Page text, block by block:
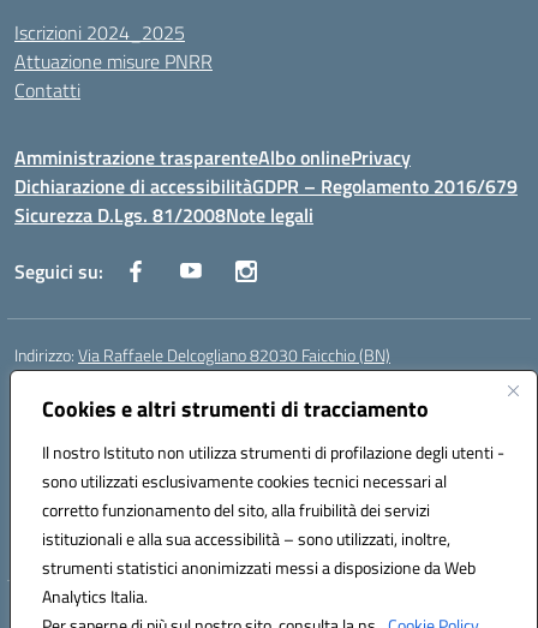
Cookies e altri strumenti di tracciamento
Il nostro Istituto non utilizza strumenti di profilazione degli utenti -
sono utilizzati esclusivamente cookies tecnici necessari al
corretto funzionamento del sito, alla fruibilità dei servizi
istituzionali e alla sua accessibilità – sono utilizzati, inoltre,
strumenti statistici anonimizzati messi a disposizione da Web
Analytics Italia.
Iscrizioni 2024_2025
Attuazione misure PNRR
Contatti
Amministrazione trasparenteAlbo onlinePrivacy
Dichiarazione di accessibilitàGDPR – Regolamento 2016/679
Sicurezza D.Lgs. 81/2008Note legali
Seguici su:
Indirizzo:Via Raffaele Delcogliano 82030 Faicchio (BN)
Centralino:
Posta elettronica certificata (PEC):bnis02300v@pec.istruzione.it
Codice fiscale: 90003320620
Codice meccanografico:BNIS02300V
Codice Indice delle Pubbliche Amministrazioni (IPA): istsc_bnis02300v
Codice unico di fatturazione (CUF): UFQEG8
Hosting & Powered by 3D Solution S.r.l.